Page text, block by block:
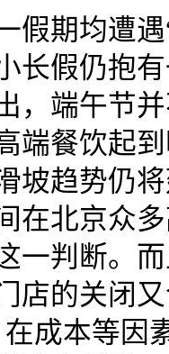
假期均遭遇
长假仍抱
，端午节
端餐饮起
坡趋势仍
在北京众
一判断。
店的关闭
成本等因